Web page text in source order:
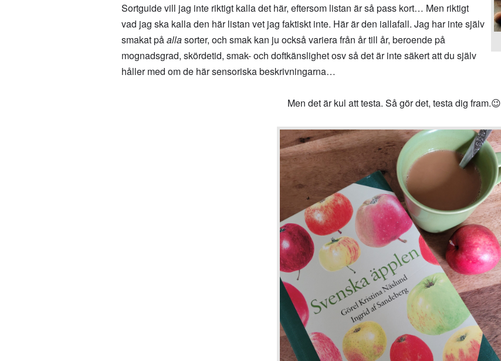
Sortguide vill jag inte riktigt kalla det här, eftersom listan är så pass kort… Men riktigt
vad jag ska kalla den här listan vet jag faktiskt inte. Här är den iallafall. Jag har inte själv
smakat påallasorter, och smak kan ju också variera från år till år, beroende på
mognadsgrad, skördetid, smak- och doftkänslighet osv så det är inte säkert att du själv
håller med om de här sensoriska beskrivningarna…
Men det är kul att testa. Så gör det, testa dig fram.😉